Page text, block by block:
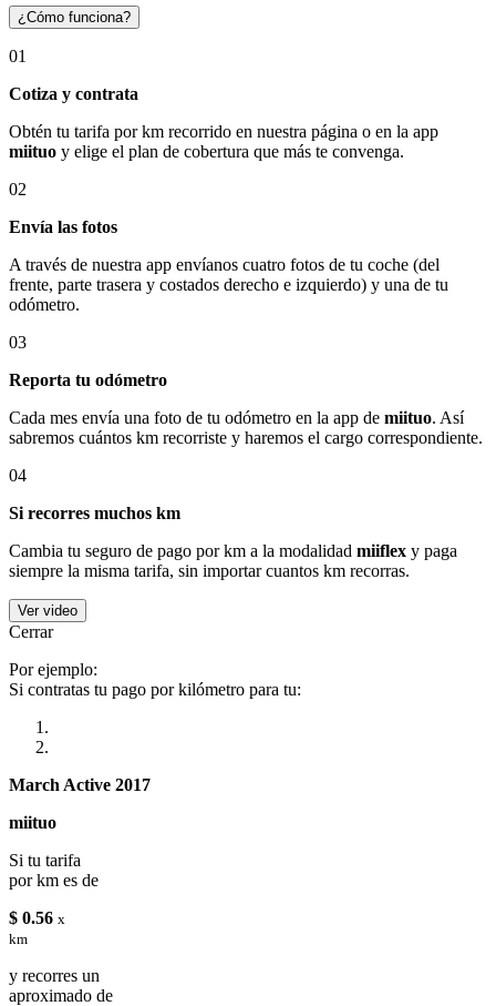
¿Cómo funciona?
01
Cotiza y contrata
Obtén tu tarifa por km recorrido en nuestra página o en la app
miituo y elige el plan de cobertura que más te convenga.
02
Envía las fotos
A través de nuestra app envíanos cuatro fotos de tu coche (del
frente, parte trasera y costados derecho e izquierdo) y una de tu
odómetro.
03
Reporta tu odómetro
Cada mes envía una foto de tu odómetro en la app de miituo. Así
sabremos cuántos km recorriste y haremos el cargo correspondiente.
04
Si recorres muchos km
Cambia tu seguro de pago por km a la modalidad miiflex y paga
siempre la misma tarifa, sin importar cuantos km recorras.
Ver video
Cerrar
Por ejemplo:
Si contratas tu pago por kilómetro para tu:
March Active 2017
miituo
Si tu tarifa
por km es de
$ 0.56 x
km
y recorres un
aproximado de